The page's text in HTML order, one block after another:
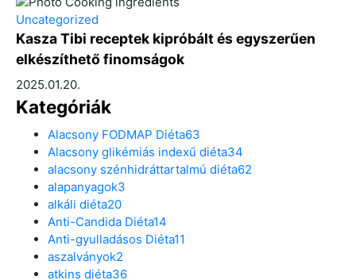
Uncategorized
Kasza Tibi receptek kipróbált és egyszerűen
elkészíthető finomságok
2025.01.20.
Kategóriák
Alacsony FODMAP Diéta63
Alacsony glikémiás indexű diéta34
alacsony szénhidráttartalmú diéta62
alapanyagok3
alkáli diéta20
Anti-Candida Diéta14
Anti-gyulladásos Diéta11
aszalványok2
atkins diéta36